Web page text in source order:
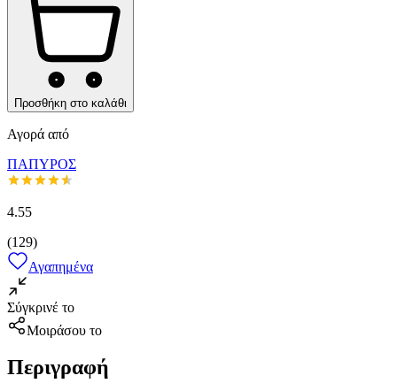
Προσθήκη στο καλάθι
Αγορά από
ΠΑΠΥΡΟΣ
4.55
(129)
Αγαπημένα
Σύγκρινέ το
Μοιράσου το
Περιγραφή